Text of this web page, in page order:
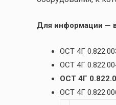
Для информации —
ОСТ 4Г
ОСТ 4Г
ОСТ 4Г
ОСТ 4Г